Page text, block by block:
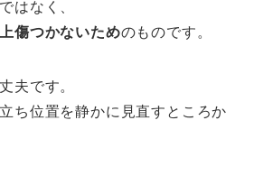
はなく、
傷つかないためのものです。
夫です。
ち位置を静かに見直すところか